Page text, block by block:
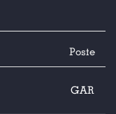
Poste
GAR